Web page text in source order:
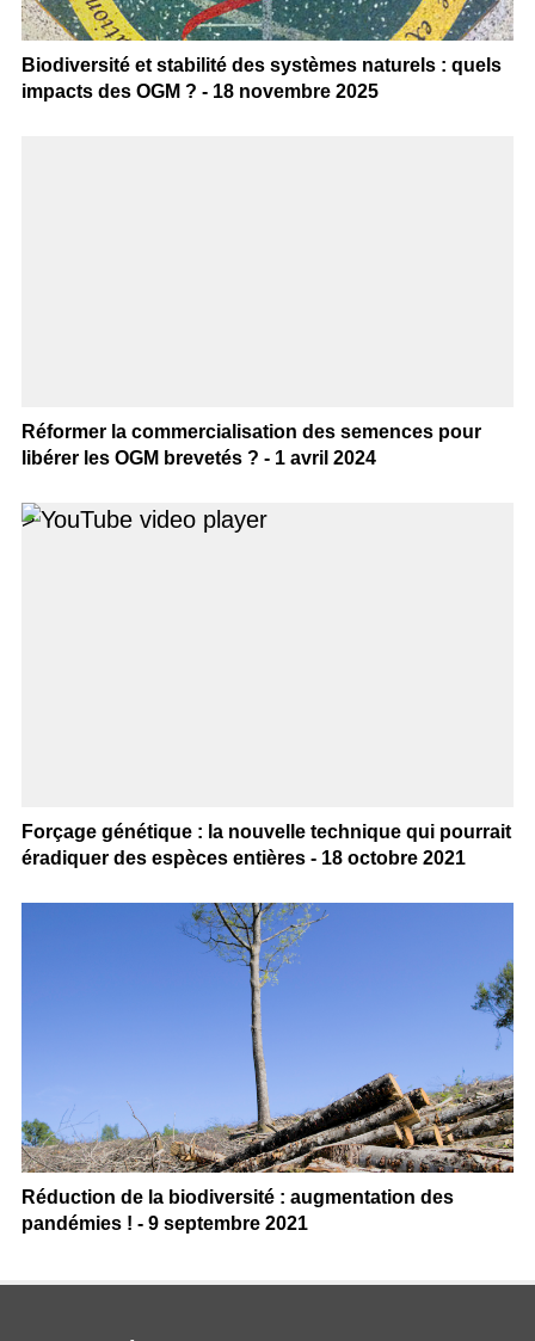
Biodiversité et stabilité des systèmes naturels : quels
impacts des OGM ? - 18 novembre 2025
Réformer la commercialisation des semences pour
libérer les OGM brevetés ? - 1 avril 2024
>
Forçage génétique : la nouvelle technique qui pourrait
éradiquer des espèces entières - 18 octobre 2021
Réduction de la biodiversité : augmentation des
pandémies ! - 9 septembre 2021